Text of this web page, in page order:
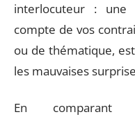
interlocuteur :
compte de vos
ou de thématique,
les mauvaises
En comparant